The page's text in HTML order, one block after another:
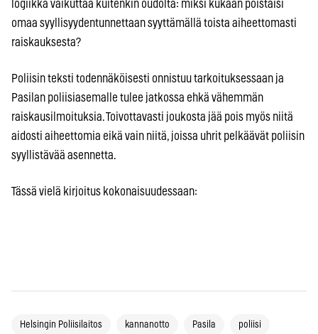
logiikka vaikuttaa kuitenkin oudolta: miksi kukaan poistaisi
omaa syyllisyydentunnettaan syyttämällä toista aiheettomasti
raiskauksesta?
Poliisin teksti todennäköisesti onnistuu tarkoituksessaan ja
Pasilan poliisiasemalle tulee jatkossa ehkä vähemmän
raiskausilmoituksia. Toivottavasti joukosta jää pois myös niitä
aidosti aiheettomia eikä vain niitä, joissa uhrit pelkäävät poliisin
syyllistävää asennetta.
Tässä vielä kirjoitus kokonaisuudessaan:
Helsingin Poliisilaitos kannanotto Pasila poliisi